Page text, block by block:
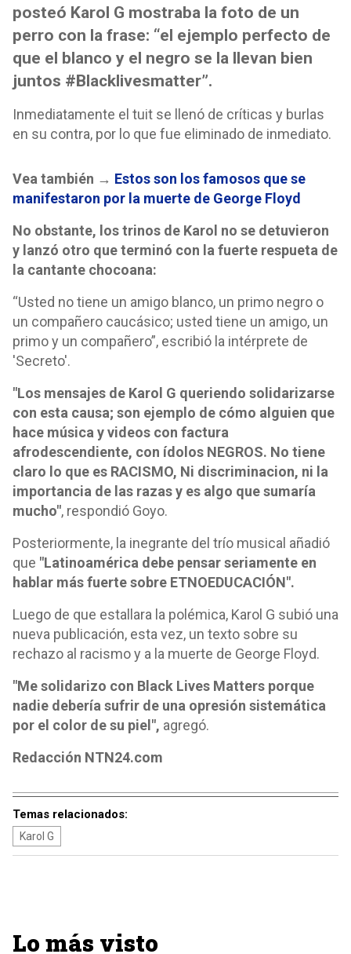
posteó Karol G mostraba la foto de un
perro con la frase: “el ejemplo perfecto de
que el blanco y el negro se la llevan bien
juntos #Blacklivesmatter”.
Inmediatamente el tuit se llenó de críticas y burlas
en su contra, por lo que fue eliminado de inmediato.
Vea también → Estos son los famosos que se
manifestaron por la muerte de George Floyd
No obstante, los trinos de Karol no se detuvieron
y lanzó otro que terminó con la fuerte respueta de
la cantante chocoana:
“Usted no tiene un amigo blanco, un primo negro o
un compañero caucásico; usted tiene un amigo, un
primo y un compañero”, escribió la intérprete de
'Secreto'.
"Los mensajes de Karol G queriendo solidarizarse
con esta causa; son ejemplo de cómo alguien que
hace música y videos con factura
afrodescendiente, con ídolos NEGROS. No tiene
claro lo que es RACISMO, Ni discriminacion, ni la
importancia de las razas y es algo que sumaría
mucho", respondió Goyo.
Posteriormente, la inegrante del trío musical añadió
que "Latinoamérica debe pensar seriamente en
hablar más fuerte sobre ETNOEDUCACIÓN".
Luego de que estallara la polémica, Karol G subió una
nueva publicación, esta vez, un texto sobre su
rechazo al racismo y a la muerte de George Floyd.
"Me solidarizo con Black Lives Matters porque
nadie debería sufrir de una opresión sistemática
por el color de su piel", agregó.
Redacción NTN24.com
Temas relacionados:
Karol G
Lo más visto